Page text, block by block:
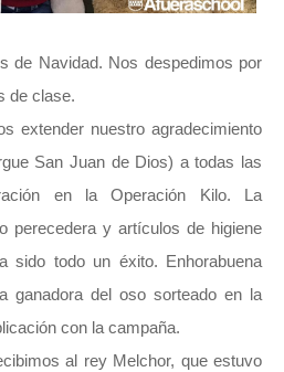
de Navidad. Nos despedimos por
de clase.
extender nuestro agradecimiento
San Juan de Dios) a todas las
en la Operación Kilo. La
perecedera y artículos de higiene
sido todo un éxito. Enhorabuena
ganadora del oso sorteado en la
con la campaña.
al rey Melchor, que estuvo